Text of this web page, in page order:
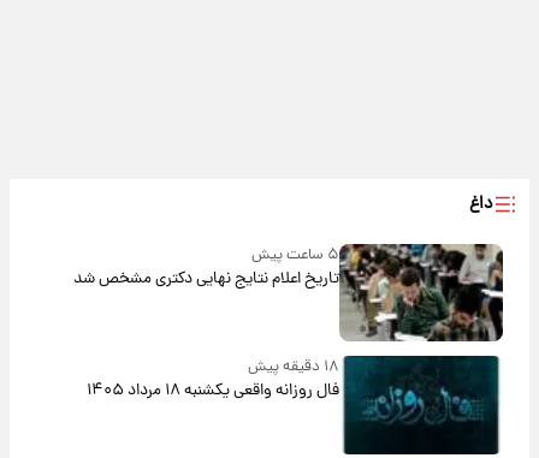
داغ
۵ ساعت پیش
تاریخ اعلام نتایج نهایی دکتری مشخص شد
۱۸ دقیقه پیش
فال روزانه واقعی یکشنبه ۱۸ مرداد ۱۴۰۵